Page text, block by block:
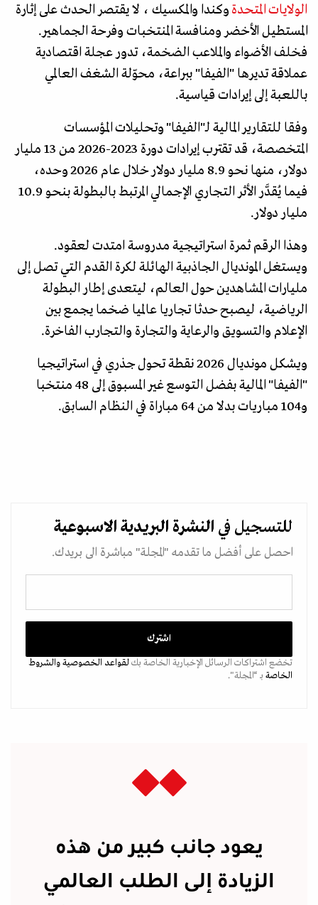
الولايات المتحدة وكندا والمكسيك ، لا يقتصر الحدث على إثارة
المستطيل الأخضر ومنافسة المنتخبات وفرحة الجماهير.
فخلف الأضواء والملاعب الضخمة، تدور عجلة اقتصادية
عملاقة تديرها "الفيفا" ببراعة، محوّلة الشغف العالمي
باللعبة إلى إيرادات قياسية.
وفقا للتقارير المالية لـ"الفيفا" وتحليلات المؤسسات
المتخصصة، قد تقترب إيرادات دورة 2023-2026 من 13 مليار
دولار، منها نحو 8.9 مليار دولار خلال عام 2026 وحده،
فيما يُقدَّر الأثر التجاري الإجمالي المرتبط بالبطولة بنحو 10.9
مليار دولار.
وهذا الرقم ثمرة استراتيجية مدروسة امتدت لعقود.
ويستغل المونديال الجاذبية الهائلة لكرة القدم التي تصل إلى
مليارات المشاهدين حول العالم، ليتعدى إطار البطولة
الرياضية، ليصبح حدثا تجاريا عالميا ضخما يجمع بين
الإعلام والتسويق والرعاية والتجارة والتجارب الفاخرة.
ويشكل مونديال 2026 نقطة تحول جذري في استراتيجيا
"الفيفا" المالية بفضل التوسع غير المسبوق إلى 48 منتخبا
و104 مباريات بدلا من 64 مباراة في النظام السابق.
للتسجيل في النشرة البريدية الاسبوعية
احصل على أفضل ما تقدمه "المجلة" مباشرة الى بريدك.
تخضع اشتراكات الرسائل الإخبارية الخاصة بكلقواعد الخصوصيةوالشروط
الخاصة بـ “المجلة".
يعود جانب كبير من هذه
الزيادة إلى الطلب العالمي